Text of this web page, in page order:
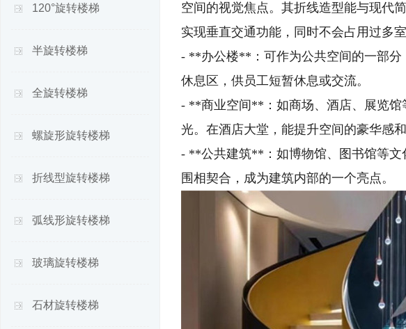
120°旋转楼梯
半旋转楼梯
全旋转楼梯
螺旋形旋转楼梯
折线型旋转楼梯
弧线形旋转楼梯
玻璃旋转楼梯
石材旋转楼梯
空间的视觉焦点。其折线造型能与现代
实现垂直交通功能，同时不会占用过多室
- **办公楼**：可作为公共空间的一部分
休息区，供员工短暂休息或交流。
- **商业空间**：如商场、酒店、展览馆
光。在酒店大堂，能提升空间的豪华感
- **公共建筑**：如博物馆、图书馆等文
围相契合，成为建筑内部的一个亮点。